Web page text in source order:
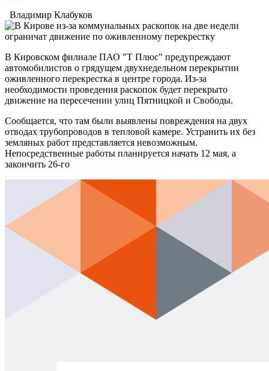
Владимир Клабуков
В Кировском филиале ПАО "Т Плюс" предупреждают
автомобилистов о грядущем двухнедельном перекрытии
оживленного перекрестка в центре города. Из-за
необходимости проведения раскопок будет перекрыто
движение на пересечении улиц Пятницкой и Свободы.
Сообщается, что там были выявлены повреждения на двух
отводах трубопроводов в тепловой камере. Устранить их без
земляных работ представляется невозможным.
Непосредственные работы планируется начать 12 мая, а
закончить 26-го